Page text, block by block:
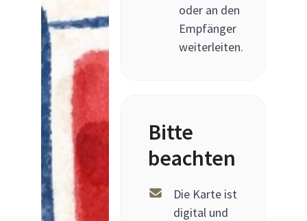
oder an den
Empfänger
weiterleiten.
Bitte
beachten
Die Karte ist
digital und